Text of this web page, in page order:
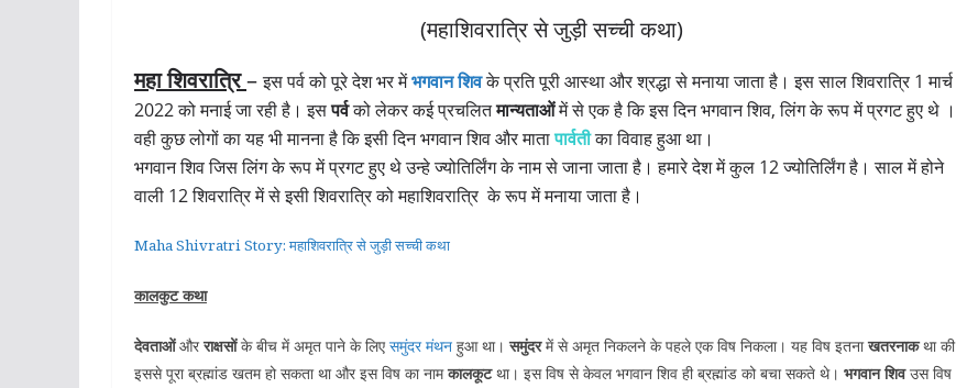
(महाशिवरात्रि से जुड़ी सच्ची कथा)
महा शिवरात्रि–इस पर्व को पूरे देश भर मेंभगवान शिवके प्रति पूरी आस्था और श्रद्धा से मनाया जाता है। इस साल शिवरात्रि 1 मार्च
2022 को मनाई जा रही है। इसपर्वको लेकर कई प्रचलितमान्यताओंमें से एक है कि इस दिन भगवान शिव, लिंग के रूप में प्रगट हुए थे ।
वही कुछ लोगों का यह भी मानना है कि इसी दिन भगवान शिव और मातापार्वतीका विवाह हुआ था।
भगवान शिव जिस लिंग के रूप में प्रगट हुए थे उन्हे ज्योतिर्लिंग के नाम से जाना जाता है। हमारे देश में कुल 12 ज्योतिर्लिंग है। साल में होने
वाली 12 शिवरात्रि में से इसी शिवरात्रि को महाशिवरात्रि के रूप में मनाया जाता है।
Maha Shivratri Story: महाशिवरात्रि से जुड़ी सच्ची कथा
कालकुट कथा
देवताओंऔरराक्षसोंके बीच में अमृत पाने के लिए समुंदर मंथन हुआ था।समुंदरमें से अमृत निकलने के पहले एक विष निकला। यह विष इतनाखतरनाकथा की
इससे पूरा ब्रह्मांड खतम हो सकता था और इस विष का नामकालकूटथा। इस विष से केवल भगवान शिव ही ब्रह्मांड को बचा सकते थे। भगवान शिवउस विष